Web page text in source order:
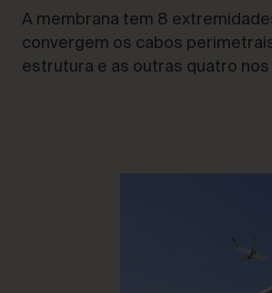
A membrana tem 8
convergem os cabos
estrutura e as outras quatro